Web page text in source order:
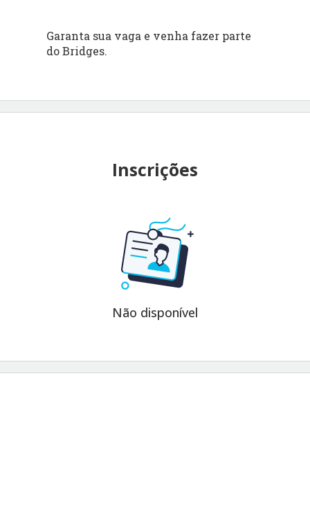
Garanta sua vaga e venha fazer parte
do Bridges.
Inscrições
Não disponível